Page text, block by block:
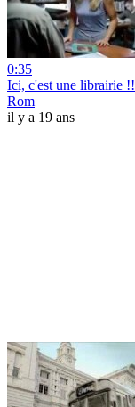
0:35
Ici, c'est une librairie !!
Rom
il y a 19 ans